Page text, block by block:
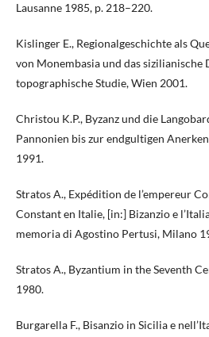
Lausanne 1985, p. 218–220.
Kislinger E., Regionalgeschichte als
von Monembasia und das sizilianische
topographische Studie, Wien 2001.
Christou K.P., Byzanz und die
Pannonien bis zur endgultigen
1991.
Stratos A., Expédition de l’empereur
Constant en Italie, [in:] Bizanzio e
memoria di Agostino Pertusi, Milano
Stratos A., Byzantium in the Seventh
1980.
Burgarella F., Bisanzio in Sicilia e